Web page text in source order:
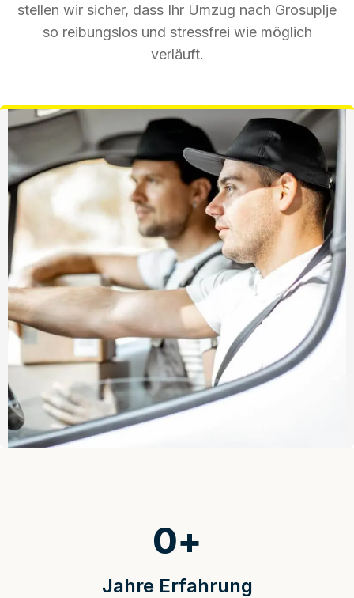
stellen wir sicher, dass Ihr Umzug nach Grosuplje
so reibungslos und stressfrei wie möglich
verläuft.
Jahre Erfahrung
0+